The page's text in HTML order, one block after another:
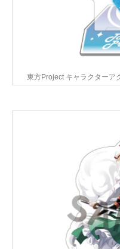
東方Project キャラクターア